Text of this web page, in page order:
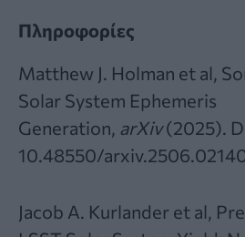
Πληροφορίες
Matthew J. Holman et al,
Solar System Ephemeris
Generation, arXiv(2025).
10.48550/
Jacob A. Kurlander et al,